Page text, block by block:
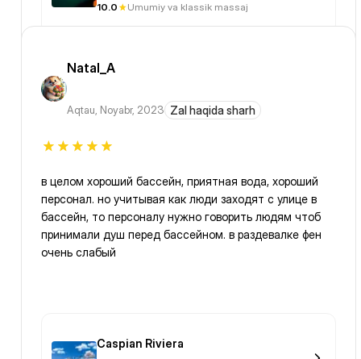
10.0 Umumiy va klassik massaj
Natal_A
Aqtau, Noyabr, 2023 Zal haqida sharh
в целом хороший бассейн, приятная вода, хороший
персонал. но учитывая как люди заходят с улице в
бассейн, то персоналу нужно говорить людям чтоб
принимали душ перед бассейном. в раздевалке фен
очень слабый
Caspian Riviera